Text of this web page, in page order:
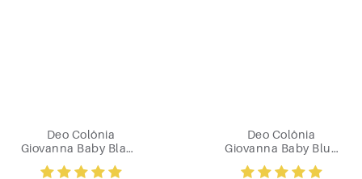
Deo Colônia
Giovanna Baby Blanc
Deo Colônia
Giovanna Baby Blue